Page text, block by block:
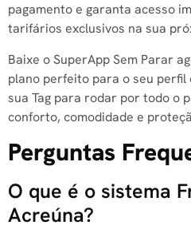
pagamento e garanta acesso
tarifários exclusivos na sua
Baixe o SuperApp Sem Parar
plano perfeito para o seu perfil
sua Tag para rodar por todo o
conforto, comodidade e
Perguntas
O que é o sistema
Acreúna?